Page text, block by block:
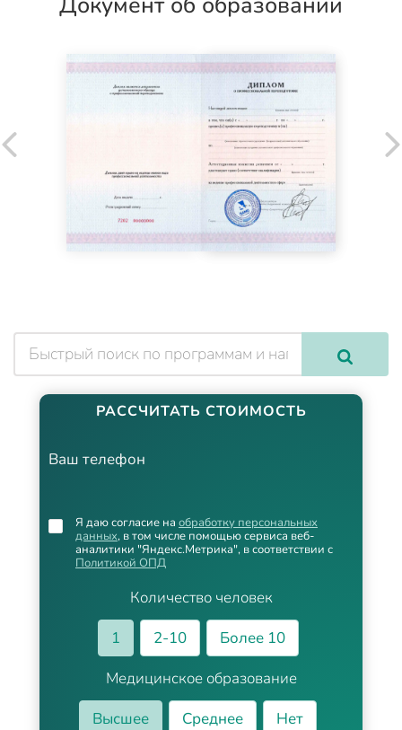
РАССЧИТАТЬ СТОИМОСТЬ
Ваш телефон
Количество человек
1
2-10
Более 10
Медицинское образование
Высшее
Среднее Нет
Я даю согласие на обработку персональных
данных, в том числе помощью сервиса веб-
аналитики "Яндекс.Метрика", в соответствии с
Политикой ОПД